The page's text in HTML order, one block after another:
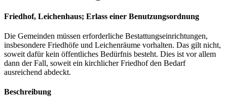
Friedhof, Leichenhaus; Erlass einer Benutzungsordnung
Die Gemeinden müssen erforderliche Bestattungseinrichtungen,
insbesondere Friedhöfe und Leichenräume vorhalten. Das gilt nicht,
soweit dafür kein öffentliches Bedürfnis besteht. Dies ist vor allem
dann der Fall, soweit ein kirchlicher Friedhof den Bedarf
ausreichend abdeckt.
Beschreibung